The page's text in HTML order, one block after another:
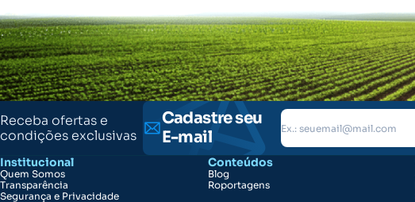
Receba ofertas e
condições exclusivas
Cadastre seu
E-mail
Institucional
Quem Somos
Transparência
Segurança e Privacidade
Conteúdos
Blog
Roportagens